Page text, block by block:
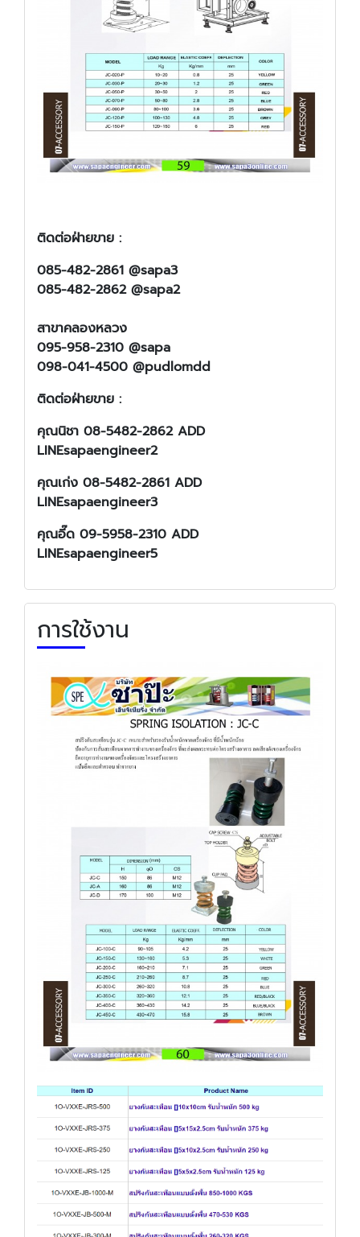
ติดต่อฝ่ายขาย :
085-482-2861 @sapa3
085-482-2862 @sapa2
สาขาคลองหลวง
095-958-2310 @sapa
098-041-4500 @pudlomdd
ติดต่อฝ่ายขาย :
คุณนิชา 08-5482-2862 ADD
LINEsapaengineer2
คุณเก่ง 08-5482-2861 ADD
LINEsapaengineer3
คุณอี๊ด 09-5958-2310 ADD
LINEsapaengineer5
การใช้งาน